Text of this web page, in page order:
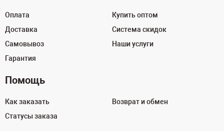
Оплата
Доставка
Самовывоз
Гарантия
Купить оптом
Система скидок
Наши услуги
Помощь
Как заказать
Статусы заказа
Возврат и обмен